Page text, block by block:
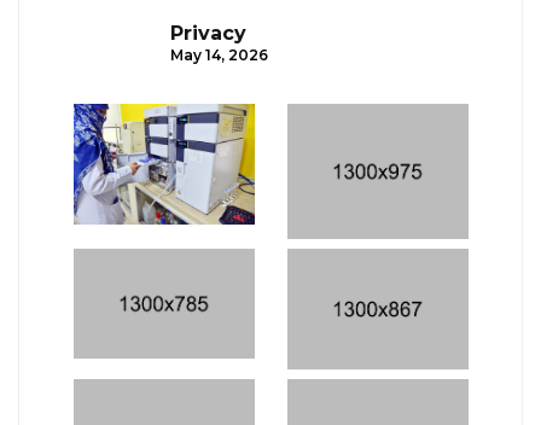
Privacy
May 14, 2026